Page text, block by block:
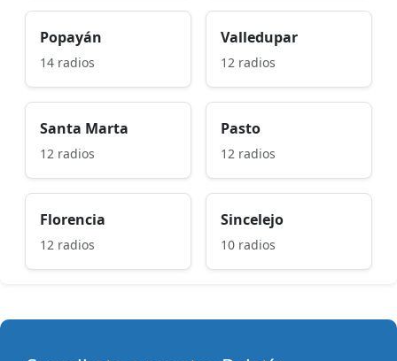
Popayán
14 radios
Valledupar
12 radios
Santa Marta
12 radios
Pasto
12 radios
Florencia
12 radios
Sincelejo
10 radios